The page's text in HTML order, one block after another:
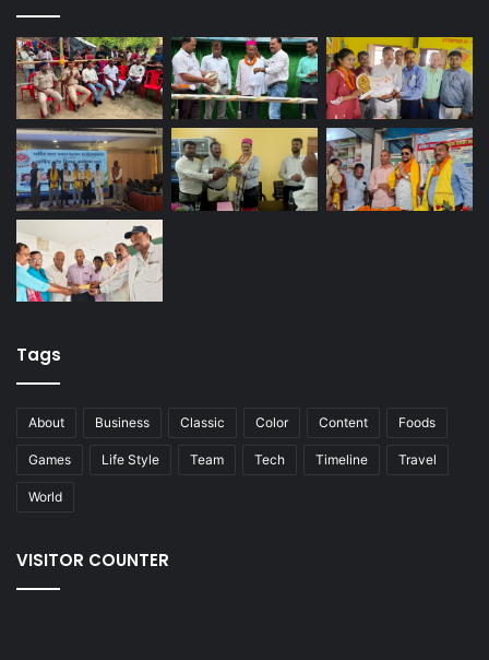
Tags
About Business Classic Color Content Foods
Games Life Style Team Tech Timeline Travel
World
VISITOR COUNTER